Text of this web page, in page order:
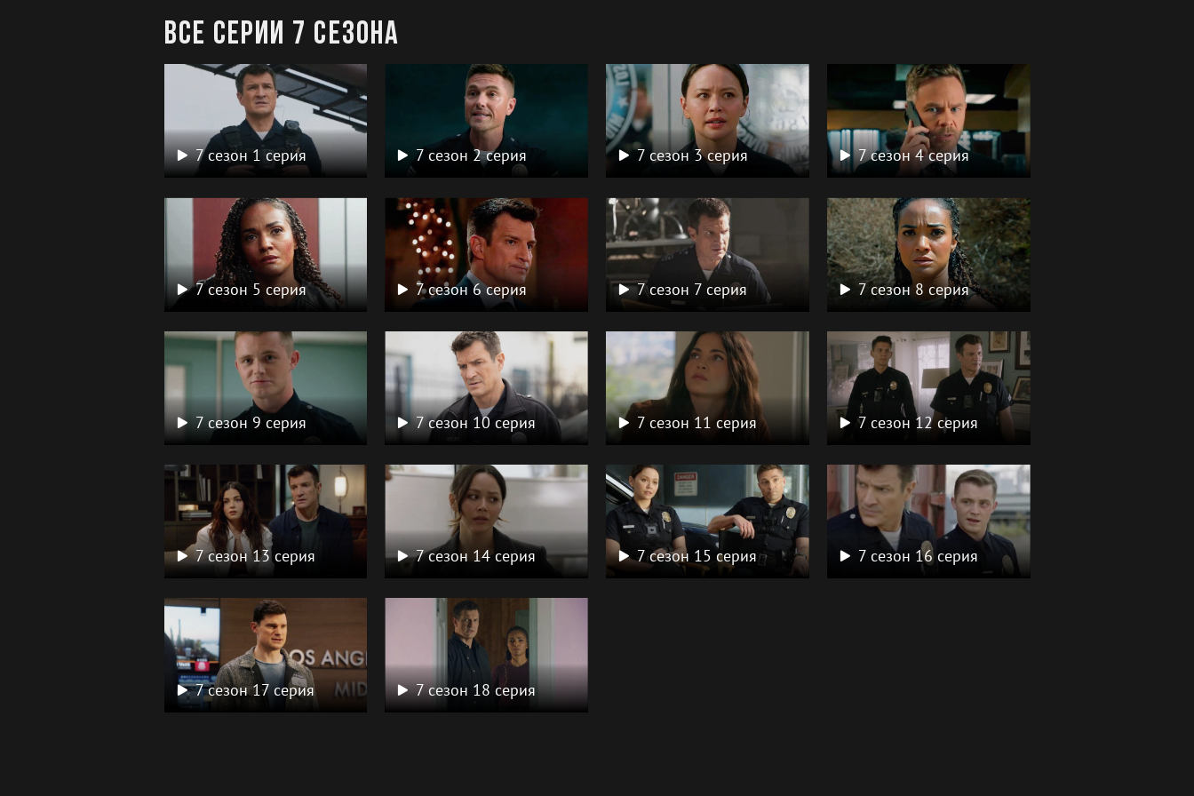
Все серии 7 сезона
7 сезон 1 серия 7 сезон 2 серия 7 сезон 3 серия 7 сезон 4 серия
7 сезон 5 серия 7 сезон 6 серия 7 сезон 7 серия 7 сезон 8 серия
7 сезон 9 серия 7 сезон 10 серия 7 сезон 11 серия 7 сезон 12 серия
7 сезон 13 серия 7 сезон 14 серия 7 сезон 15 серия 7 сезон 16 серия
7 сезон 17 серия 7 сезон 18 серия